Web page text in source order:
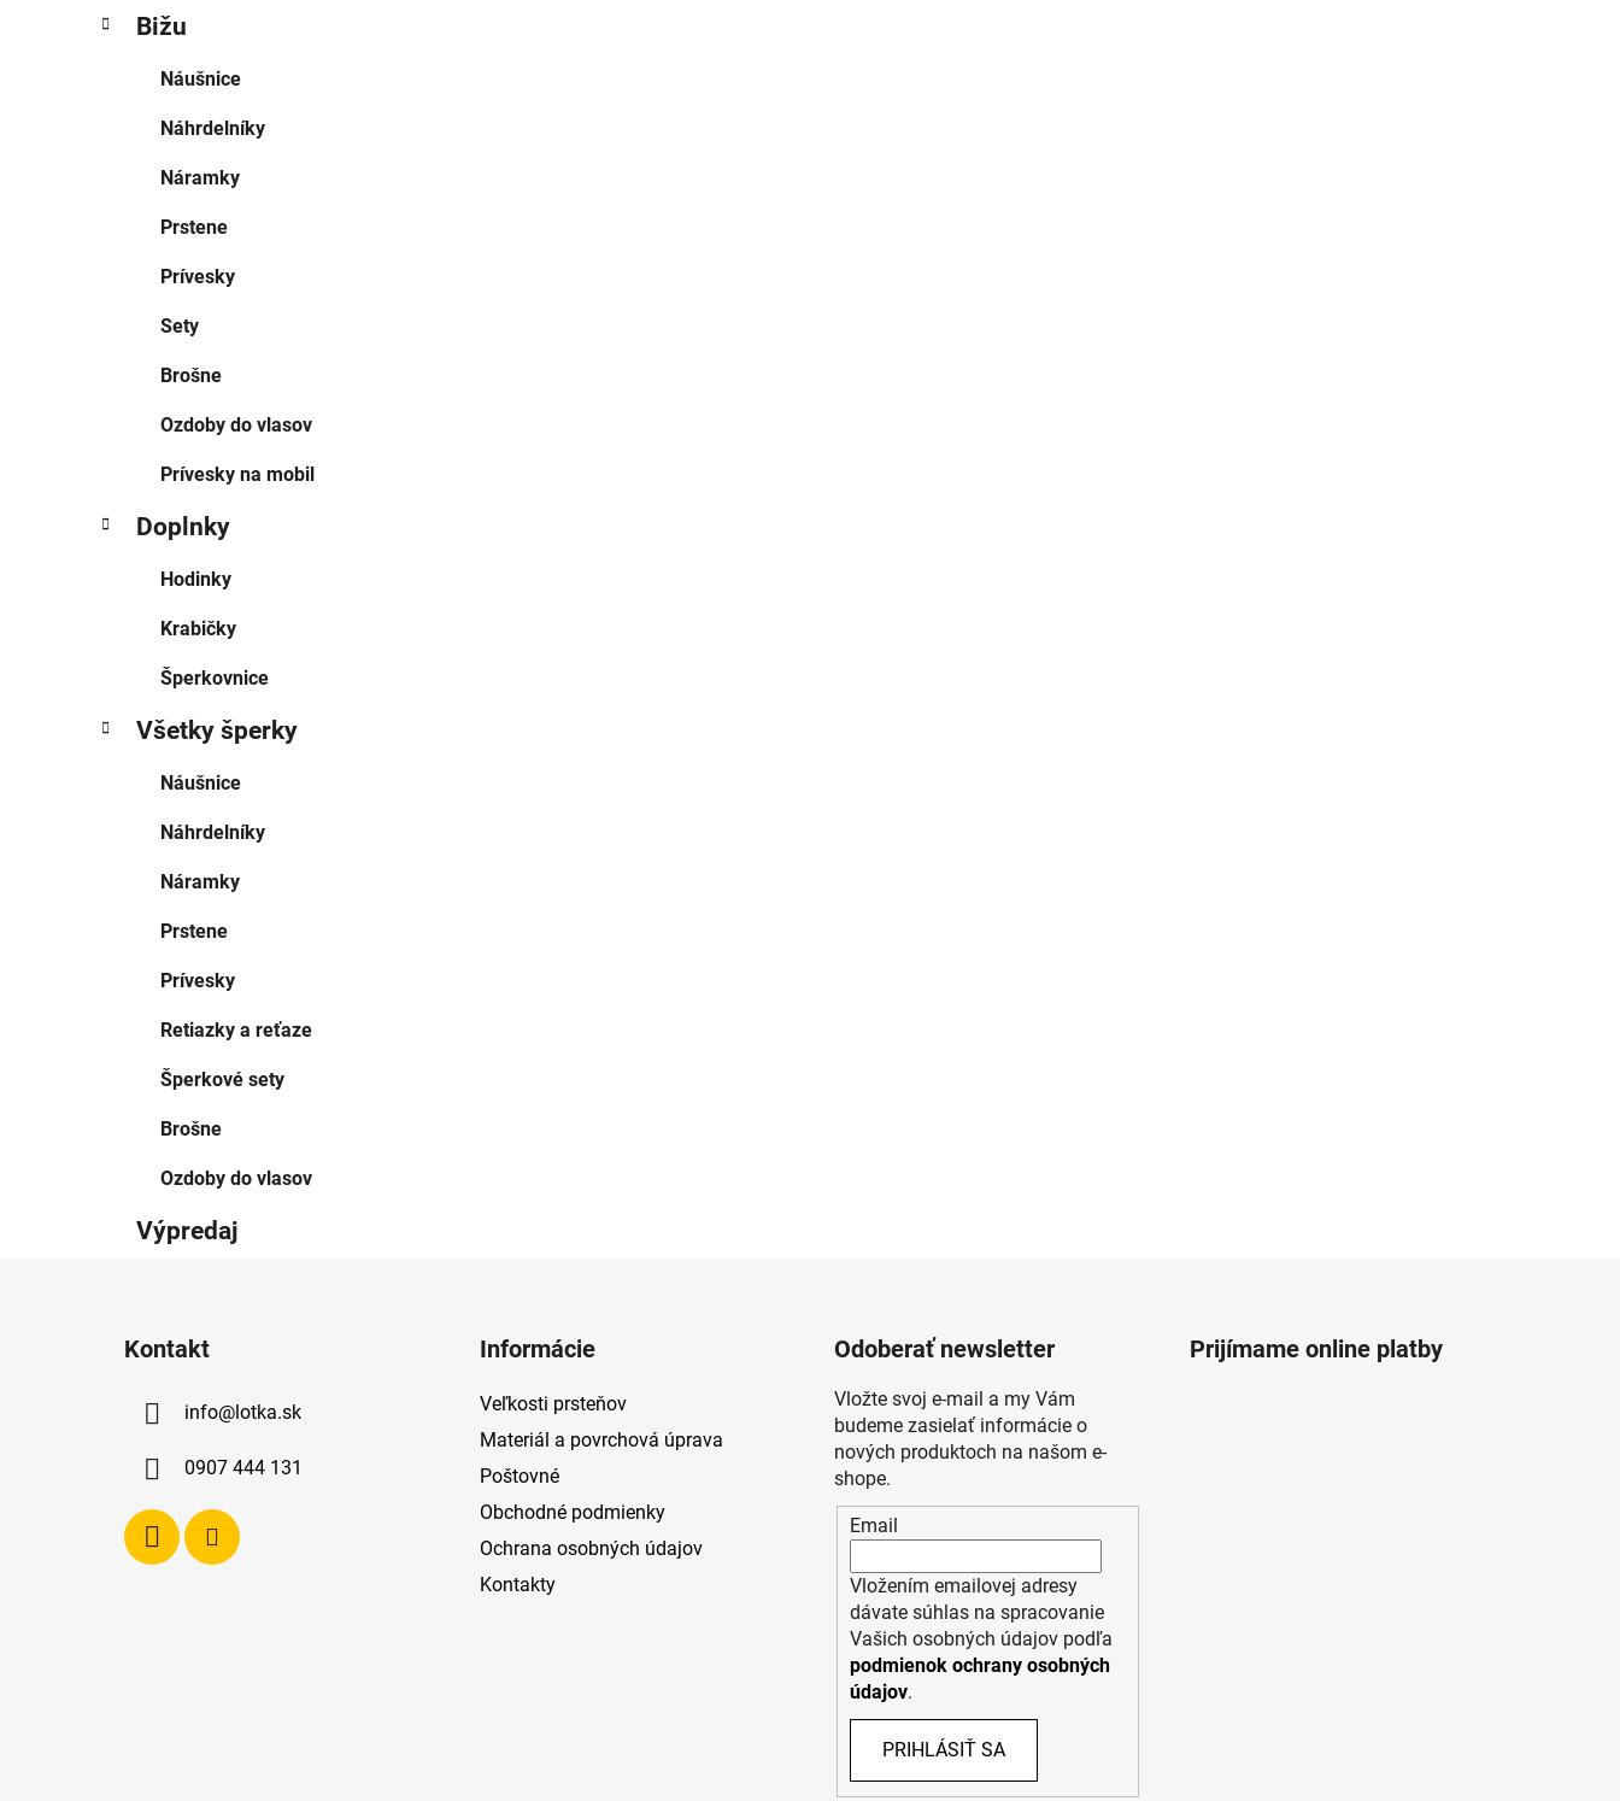
Bižu
Náušnice
Náhrdelníky
Náramky
Prstene
Prívesky
Sety
Brošne
Ozdoby do vlasov
Prívesky na mobil
Doplnky
Hodinky
Krabičky
Šperkovnice
Všetky šperky
Náušnice
Náhrdelníky
Náramky
Prstene
Prívesky
Retiazky a reťaze
Šperkové sety
Brošne
Ozdoby do vlasov
Výpredaj
Kontakt
info@lotka.sk
0907 444 131
Informácie
Veľkosti prsteňov
Materiál a povrchová úprava
Poštovné
Obchodné podmienky
Ochrana osobných údajov
Kontakty
Odoberať newsletter
Vložte svoj e-mail a my Vám
budeme zasielať informácie o
nových produktoch na našom e-
shope.
Email
Vložením emailovej adresy
dávate súhlas na spracovanie
Vašich osobných údajov podľa
podmienok ochrany osobných
údajov.
PRIHLÁSIŤ SA
Prijímame online platby